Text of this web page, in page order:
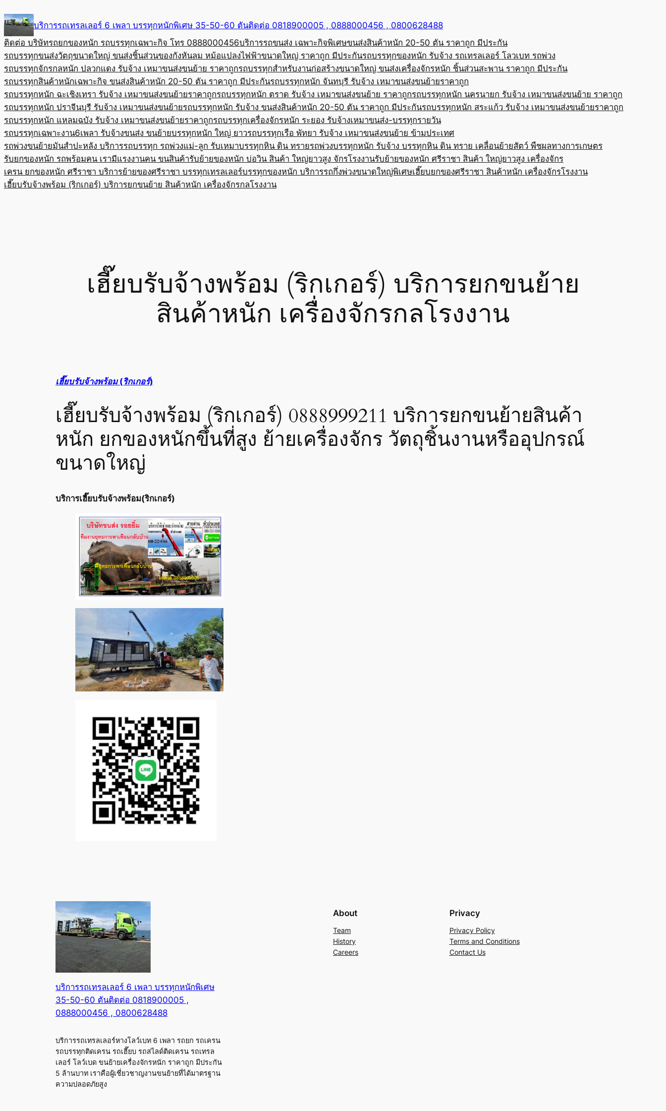
to
content
บริการรถเทรลเลอร์ 6 เพลา บรรทุกหนักพิเศษ 35-50-60 ตันติดต่อ 0818900005 , 0888000456 , 0800628488
ติดต่อ บริษัทรถยกของหนัก รถบรรทุกเฉพาะกิจ โทร 0888000456บริการรถขนส่ง เฉพาะกิจพิเศษขนส่งสินค้าหนัก 20-50 ตัน ราคาถูก มีประกัน
รถบรรทุกขนส่งวัตถุขนาดใหญ่ ขนส่งชิ้นส่วนของกังหันลม หม้อแปลงไฟฟ้าขนาดใหญ่ ราคาถูก มีประกันรถบรรทุกของหนัก รับจ้าง รถเทรลเลอร์ โลวเบท รถพ่วง
รถบรรทุกจักรกลหนัก ปลวกแดง รับจ้าง เหมาขนส่งขนย้าย ราคาถูกรถบรรทุกสำหรับงานก่อสร้างขนาดใหญ่ ขนส่งเครื่องจักรหนัก ชิ้นส่วนสะพาน ราคาถูก มีประกัน
รถบรรทุกสินค้าหนักเฉพาะกิจ ขนส่งสินค้าหนัก 20-50 ตัน ราคาถูก มีประกันรถบรรทุกหนัก จันทบุรี รับจ้าง เหมาขนส่งขนย้ายราคาถูก
รถบรรทุกหนัก ฉะเชิงเทรา รับจ้าง เหมาขนส่งขนย้ายราคาถูกรถบรรทุกหนัก ตราด รับจ้าง เหมาขนส่งขนย้าย ราคาถูกรถบรรทุกหนัก นครนายก รับจ้าง เหมาขนส่งขนย้าย ราคาถูก
รถบรรทุกหนัก ปราจีนบุรี รับจ้าง เหมาขนส่งขนย้ายรถบรรทุกหนัก รับจ้าง ขนส่งสินค้าหนัก 20-50 ตัน ราคาถูก มีประกันรถบรรทุกหนัก สระแก้ว รับจ้าง เหมาขนส่งขนย้ายราคาถูก
รถบรรทุกหนัก แหลมฉบัง รับจ้าง เหมาขนส่งขนย้ายราคาถูกรถบรรทุกเครื่องจักรหนัก ระยอง รับจ้างเหมาขนส่ง-บรรทุกรายวัน
รถบรรทุกเฉพาะงาน6เพลา รับจ้างขนส่ง ขนย้ายบรรทุกหนัก ใหญ่ ยาวรถบรรทุกเรือ พัทยา รับจ้าง เหมาขนส่งขนย้าย ข้ามประเทศ
รถพ่วงขนย้ายมันสำปะหลัง บริการรถบรรทุก รถพ่วงแม่-ลูก รับเหมาบรรทุกหิน ดิน ทรายรถพ่วงบรรทุกหนัก รับจ้าง บรรทุกหิน ดิน ทราย เคลื่อนย้ายสัตว์ พืชผลทางการเกษตร
รับยกของหนัก รถพร้อมคน เรามีแรงงานคน ขนสินค้ารับย้ายของหนัก บ่อวิน สินค้า ใหญ่ยาวสูง จักรโรงงานรับย้ายของหนัก ศรีราชา สินค้า ใหญ่ยาวสูง เครื่องจักร
เครน ยกของหนัก ศรีราชา บริการย้ายของศรีราชา บรรทุกเทรลเลอร์บรรทุกของหนัก บริการรถกึ่งพ่วงขนาดใหญ่พิเศษเฮี๊ยบยกของศรีราชา สินค้าหนัก เครื่องจักรโรงงาน
เฮี๊ยบรับจ้างพร้อม (ริกเกอร์) บริการยกขนย้าย สินค้าหนัก เครื่องจักรกลโรงงาน
เฮี๊ยบรับจ้างพร้อม (ริกเกอร์) บริการยกขนย้าย
สินค้าหนัก เครื่องจักรกลโรงงาน
เฮี๊ยบรับจ้างพร้อม (ริกเกอร์)
เฮี๊ยบรับจ้างพร้อม (ริกเกอร์) 0888999211 บริการยกขนย้ายสินค้า
หนัก ยกของหนักขึ้นที่สูง ย้ายเครื่องจักร วัตถุชิ้นงานหรืออุปกรณ์
ขนาดใหญ่
บริการเฮี๊ยบรับจ้างพร้อม(ริกเกอร์)
บริการรถเทรลเลอร์ 6 เพลา บรรทุกหนักพิเศษ
35-50-60 ตันติดต่อ 0818900005 ,
0888000456 , 0800628488
บริการรถเทรลเลอร์หางโลว์เบท 6 เพลา รถยก รถเครน
รถบรรทุกติดเครน รถเฮี๊ยบ รถสไลด์ติดเครน รถเทรล
เลอร์ โลว์เบด ขนย้ายเครื่องจักรหนัก ราคาถูก มีประกัน
5 ล้านบาท เราคือผู้เชี่ยวชาญงานขนย้ายที่ได้มาตรฐาน
ความปลอดภัยสูง
About
Team
History
Careers
Privacy
Privacy Policy
Terms and Conditions
Contact Us